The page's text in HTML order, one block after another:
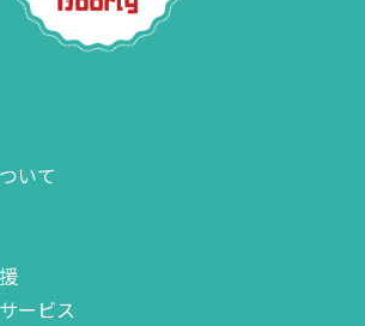
いて
ービス